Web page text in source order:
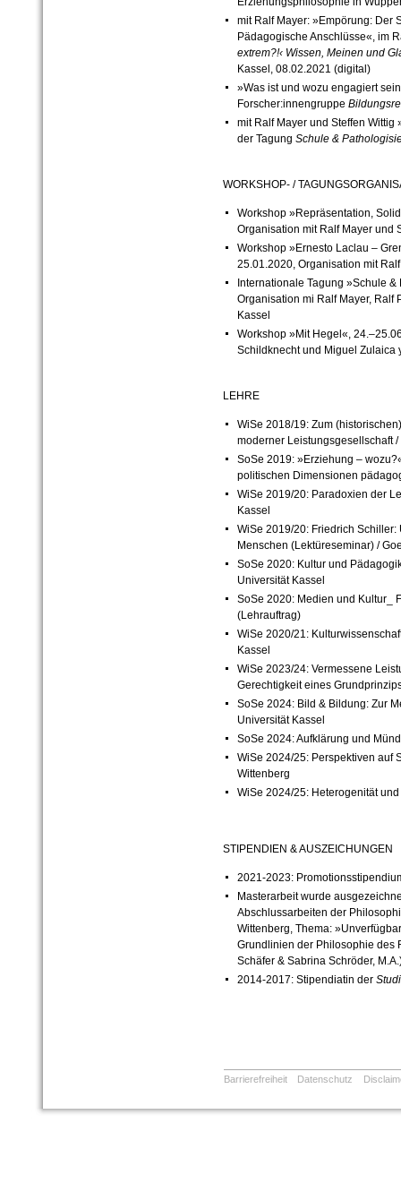
mit Ralf Mayer: »Empörung: Der
Pädagogische Anschlüsse«, im
extrem?!‹ Wissen, Meinen und
Kassel, 08.02.2021 (digital)
»Was ist und wozu engagiert
Forscher:innengruppe
mit Ralf Mayer und Steffen
der Tagung Schule &
WORKSHOP- /
Workshop »Repräsentation,
Organisation mit Ralf Mayer und
Workshop »Ernesto Laclau –
25.01.2020, Organisation mit
Internationale Tagung »Schule
Organisation mi Ralf Mayer, Ralf
Kassel
Workshop »Mit Hegel«,
Schildknecht und Miguel Zulaica
LEHRE
WiSe 2018/19: Zum
moderner Leistungsgesellschaft
SoSe 2019: »Erziehung –
politischen Dimensionen
WiSe 2019/20: Paradoxien der
Kassel
WiSe 2019/20: Friedrich
Menschen (Lektüreseminar) /
SoSe 2020: Kultur und
Universität Kassel
SoSe 2020: Medien und Kultur_
(Lehrauftrag)
WiSe 2020/21:
Kassel
WiSe 2023/24: Vermessene
Gerechtigkeit eines
SoSe 2024: Bild & Bildung: Zur
Universität Kassel
SoSe 2024: Aufklärung und
WiSe 2024/25: Perspektiven auf
Wittenberg
WiSe 2024/25: Heterogenität
STIPENDIEN & AUSZEICHUNGEN
2021-2023:
Masterarbeit wurde
Abschlussarbeiten der
Wittenberg, Thema:
Grundlinien der Philosophie des
Schäfer & Sabrina Schröder,
2014-2017: Stipendiatin der
Barrierefreiheit Datenschutz